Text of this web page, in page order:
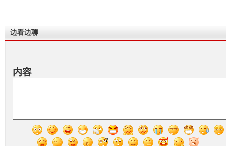
边看边聊
内容